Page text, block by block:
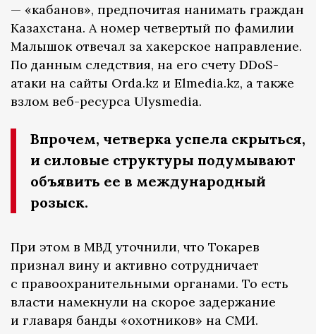
— «кабанов», предпочитая нанимать граждан
Казахстана. А номер четвертый по фамилии
Малышок отвечал за хакерское направление.
По данным следствия, на его счету DDoS-
атаки на сайты Orda.kz и Elmedia.kz, а также
взлом веб-ресурса Ulysmedia.
Впрочем, четверка успела скрыться,
и силовые структуры подумывают
объявить ее в международный
розыск.
При этом в МВД уточнили, что Токарев
признал вину и активно сотрудничает
с правоохранительными органами. То есть
власти намекнули на скорое задержание
и главаря банды «охотников» на СМИ.